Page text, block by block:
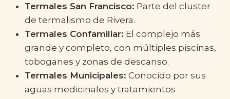
Termales San Francisco: Parte del cluster
de termalismo de Rivera.
Termales Confamiliar: El complejo más
grande y completo, con múltiples piscinas,
toboganes y zonas de descanso.
Termales Municipales: Conocido por sus
aguas medicinales y tratamientos